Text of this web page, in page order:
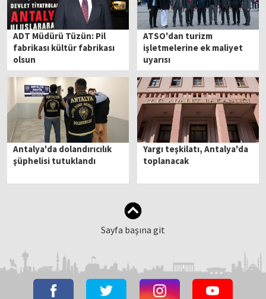
ADT Müdürü Tüzün: Pil
fabrikası kültür fabrikası
olsun
ATSO'dan turizm
işletmelerine ek maliyet
uyarısı
Antalya'da dolandırıcılık
şüphelisi tutuklandı
Yargı teşkilatı, Antalya'da
toplanacak
Sayfa başına git